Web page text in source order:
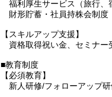
福利厚生サービス（旅行、
財形貯蓄・社員持株会制度
【スキルアップ支援】
資格取得祝い金、セミナー
■教育制度
【必須教育】
新人研修/フォローアップ